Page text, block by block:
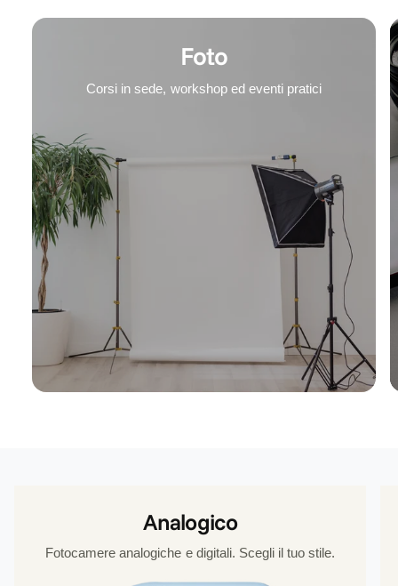
Foto
Corsi in sede, workshop ed eventi pratici
Analogico
Fotocamere analogiche e digitali. Scegli il tuo stile.